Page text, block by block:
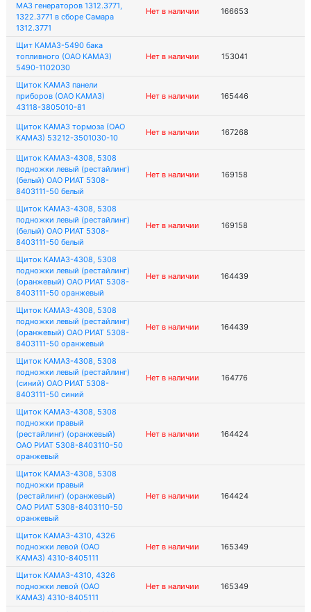
МАЗ генераторов 1312.3771,
1322.3771 в сборе Самара
1312.3771
Нет в наличии 166653
Щит КАМАЗ-5490 бака
топливного (ОАО КАМАЗ)
5490-1102030
Нет в наличии 153041
Щиток КАМАЗ панели
приборов (ОАО КАМАЗ)
43118-3805010-81
Нет в наличии 165446
Щиток КАМАЗ тормоза (ОАО
КАМАЗ) 53212-3501030-10
Нет в наличии 167268
Щиток КАМАЗ-4308, 5308
подножки левый (рестайлинг)
(белый) ОАО РИАТ 5308-
8403111-50 белый
Нет в наличии 169158
Щиток КАМАЗ-4308, 5308
подножки левый (рестайлинг)
(белый) ОАО РИАТ 5308-
8403111-50 белый
Нет в наличии 169158
Щиток КАМАЗ-4308, 5308
подножки левый (рестайлинг)
(оранжевый) ОАО РИАТ 5308-
8403111-50 оранжевый
Нет в наличии 164439
Щиток КАМАЗ-4308, 5308
подножки левый (рестайлинг)
(оранжевый) ОАО РИАТ 5308-
8403111-50 оранжевый
Нет в наличии 164439
Щиток КАМАЗ-4308, 5308
подножки левый (рестайлинг)
(синий) ОАО РИАТ 5308-
8403111-50 синий
Нет в наличии 164776
Щиток КАМАЗ-4308, 5308
подножки правый
(рестайлинг) (оранжевый)
ОАО РИАТ 5308-8403110-50
оранжевый
Нет в наличии 164424
Щиток КАМАЗ-4308, 5308
подножки правый
(рестайлинг) (оранжевый)
ОАО РИАТ 5308-8403110-50
оранжевый
Нет в наличии 164424
Щиток КАМАЗ-4310, 4326
подножки левой (ОАО
КАМАЗ) 4310-8405111
Нет в наличии 165349
Щиток КАМАЗ-4310, 4326
подножки левой (ОАО
КАМАЗ) 4310-8405111
Нет в наличии 165349